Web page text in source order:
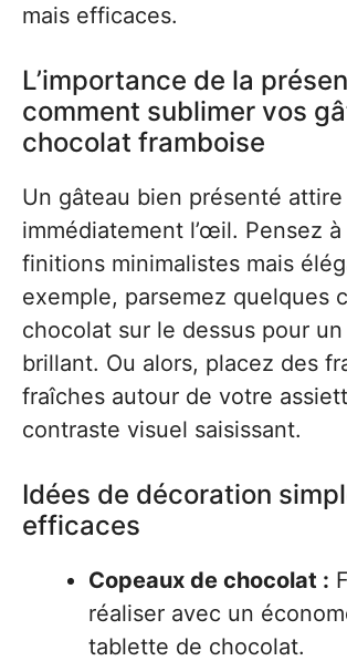
mais efficaces.
L’importance de la
comment sublimer vos
chocolat framboise
Un gâteau bien présenté attire
immédiatement l’œil. Pensez à
finitions minimalistes mais
exemple, parsemez quelques
chocolat sur le dessus pour
brillant. Ou alors, placez des
fraîches autour de votre
contraste visuel saisissant.
Idées de décoration
efficaces
Copeaux de chocolat :
réaliser avec un
tablette de chocolat.